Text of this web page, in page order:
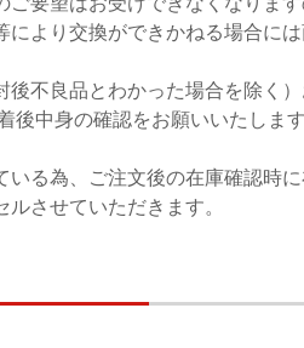
により交換ができかねる場合に
後不良品とわかった場合を除く
後中身の確認をお願いいたします
いる為、ご注文後の在庫確認時
させていただきます。